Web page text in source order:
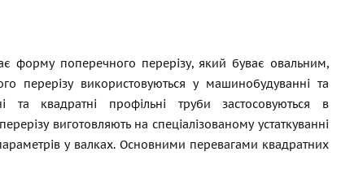
форму поперечного перерізу, який буває овальним,
перерізу використовуються у машинобудуванні та
та квадратні профільні труби застосовуються в
виготовляють на спеціалізованому устаткуванні
у валках. Основними перевагами квадратних